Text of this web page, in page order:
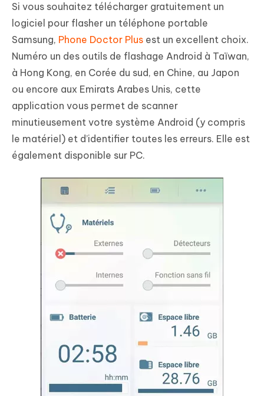
Si vous souhaitez télécharger gratuitement un
logiciel pour flasher un téléphone portable
Samsung, Phone Doctor Plus est un excellent choix.
Numéro un des outils de flashage Android à Taïwan,
à Hong Kong, en Corée du sud, en Chine, au Japon
ou encore aux Emirats Arabes Unis, cette
application vous permet de scanner
minutieusement votre système Android (y compris
le matériel) et d’identifier toutes les erreurs. Elle est
également disponible sur PC.